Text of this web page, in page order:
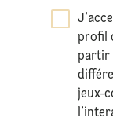
profil
partir
jeux-